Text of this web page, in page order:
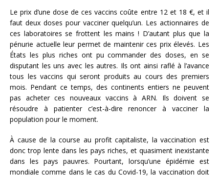
Le prix d’une dose de ces vaccins coûte entre 12 et 18 €, et il
faut deux doses pour vacciner quelqu’un. Les actionnaires de
ces laboratoires se frottent les mains ! D’autant plus que la
pénurie actuelle leur permet de maintenir ces prix élevés. Les
États les plus riches ont pu commander des doses, en se
disputant les uns avec les autres. Ils ont ainsi raflé à l’avance
tous les vaccins qui seront produits au cours des premiers
mois. Pendant ce temps, des continents entiers ne peuvent
pas acheter ces nouveaux vaccins à ARN. Ils doivent se
résoudre à patienter c’est-à-dire renoncer à vacciner la
population pour le moment.
À cause de la course au profit capitaliste, la vaccination est
donc trop lente dans les pays riches, et quasiment inexistante
dans les pays pauvres. Pourtant, lorsqu’une épidémie est
mondiale comme dans le cas du Covid-19, la vaccination doit